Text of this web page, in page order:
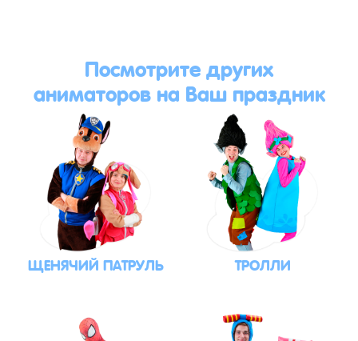
Посмотрите других
аниматоров на Ваш праздник
ЩЕНЯЧИЙ ПАТРУЛЬ ТРОЛЛИ